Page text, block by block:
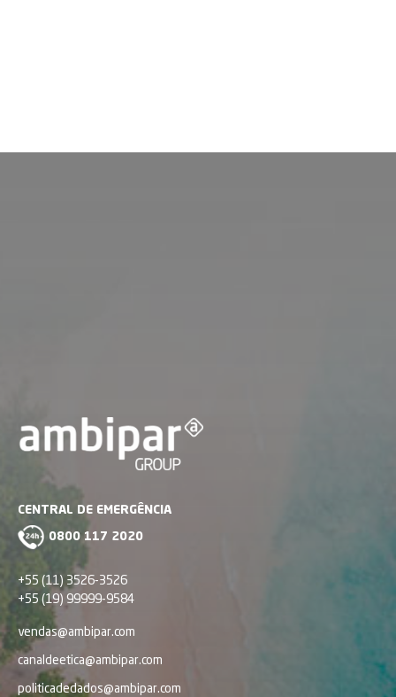
CENTRAL DE EMERGÊNCIA
0800 117 2020
+55 (11) 3526-3526
+55 (19) 99999-9584
vendas@ambipar.com
canaldeetica@ambipar.com
politicadedados@ambipar.com